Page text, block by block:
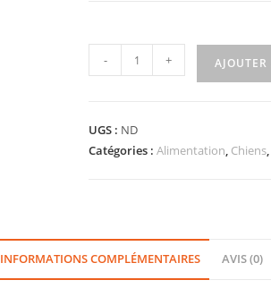
- +
UGS : ND
Catégories : Alimentation, Chiens,
INFORMATIONS COMPLÉMENTAIRES AVIS (0)